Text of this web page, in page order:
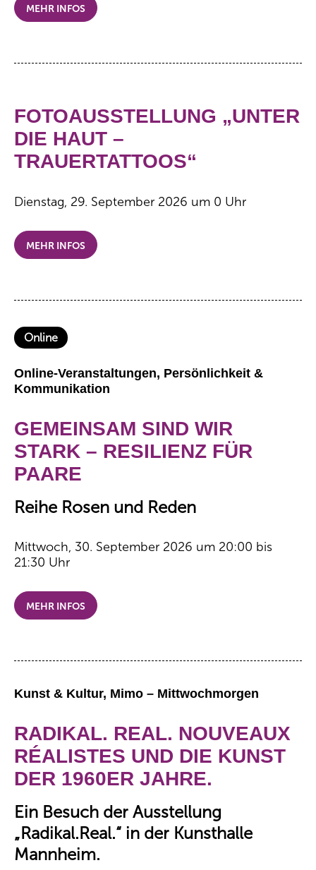
MEHR INFOS
FOTOAUSSTELLUNG „UNTER
DIE HAUT –
TRAUERTATTOOS“
Dienstag, 29. September 2026 um 0 Uhr
MEHR INFOS
Online
Online-Veranstaltungen, Persönlichkeit &
Kommunikation
GEMEINSAM SIND WIR
STARK – RESILIENZ FÜR
PAARE
Reihe Rosen und Reden
Mittwoch, 30. September 2026 um 20:00 bis
21:30 Uhr
MEHR INFOS
Kunst & Kultur, Mimo – Mittwochmorgen
RADIKAL. REAL. NOUVEAUX
RÉALISTES UND DIE KUNST
DER 1960ER JAHRE.
Ein Besuch der Ausstellung
„Radikal.Real.“ in der Kunsthalle
Mannheim.